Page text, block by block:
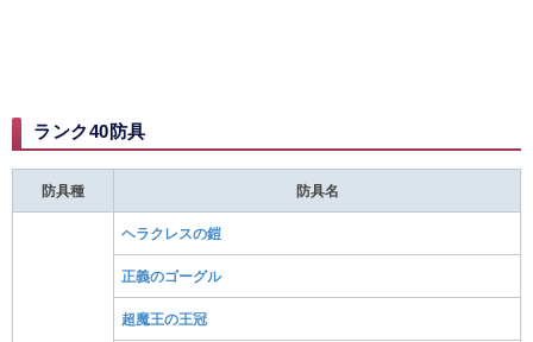
ランク40防具
防具種 防具名
ヘラクレスの鎧
正義のゴーグル
超魔王の王冠